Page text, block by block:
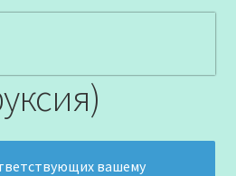
вашему